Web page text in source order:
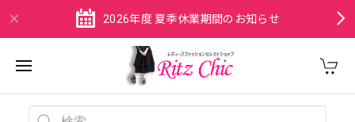
2026年度 夏季休業期間のお知らせ